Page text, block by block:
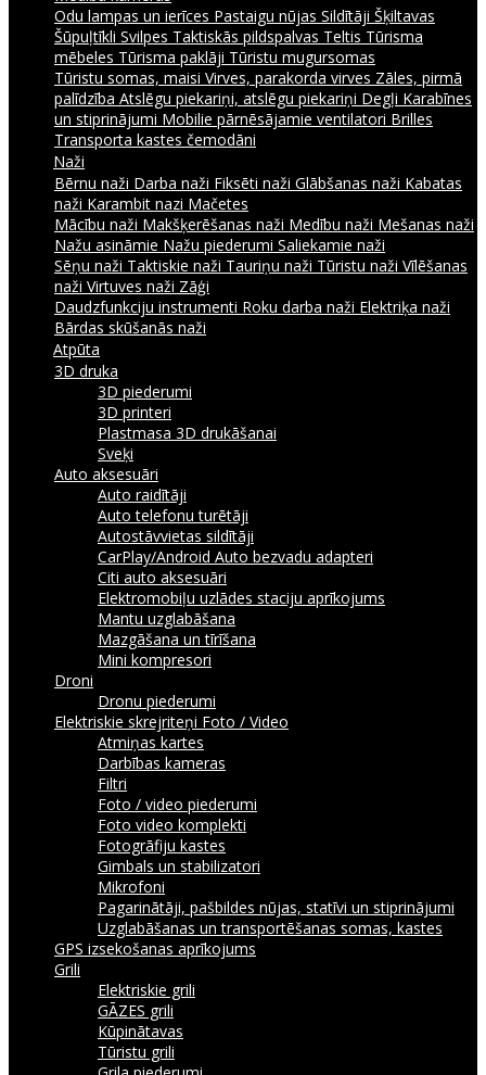
Odu lampas un ierīces Pastaigu nūjas Sildītāji Šķiltavas
Šūpuļtīkli Svilpes Taktiskās pildspalvas Teltis Tūrisma
mēbeles Tūrisma paklāji Tūristu mugursomas
Tūristu somas, maisi Virves, parakorda virves Zāles, pirmā
palīdzība Atslēgu piekariņi, atslēgu piekariņi Degļi Karabīnes
un stiprinājumi Mobilie pārnēsājamie ventilatori Brilles
Transporta kastes čemodāni
Naži
Bērnu naži Darba naži Fiksēti naži Glābšanas naži Kabatas
naži Karambit nazi Mačetes
Mācību naži Makšķerēšanas naži Medību naži Mešanas naži
Nažu asināmie Nažu piederumi Saliekamie naži
Sēņu naži Taktiskie naži Tauriņu naži Tūristu naži Vīlēšanas
naži Virtuves naži Zāģi
Daudzfunkciju instrumenti Roku darba naži Elektriķa naži
Bārdas skūšanās naži
Atpūta
3D druka
3D piederumi
3D printeri
Plastmasa 3D drukāšanai
Sveķi
Auto aksesuāri
Auto raidītāji
Auto telefonu turētāji
Autostāvvietas sildītāji
CarPlay/Android Auto bezvadu adapteri
Citi auto aksesuāri
Elektromobiļu uzlādes staciju aprīkojums
Mantu uzglabāšana
Mazgāšana un tīrīšana
Mini kompresori
Droni
Dronu piederumi
Elektriskie skrejriteņi Foto / Video
Atmiņas kartes
Darbības kameras
Filtri
Foto / video piederumi
Foto video komplekti
Fotogrāfiju kastes
Gimbals un stabilizatori
Mikrofoni
Pagarinātāji, pašbildes nūjas, statīvi un stiprinājumi
Uzglabāšanas un transportēšanas somas, kastes
GPS izsekošanas aprīkojums
Grili
Elektriskie grili
GĀZES grili
Kūpinātavas
Tūristu grili